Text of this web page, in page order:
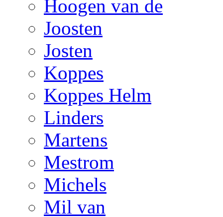
Hoogen van de
Joosten
Josten
Koppes
Koppes Helm
Linders
Martens
Mestrom
Michels
Mil van